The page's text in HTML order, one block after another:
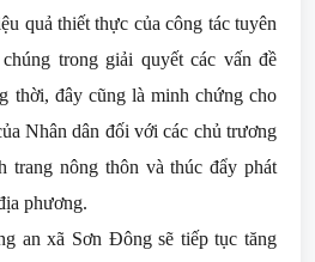
quả thiết thực của công tác tuyên
trong giải quyết các vấn đề
thời, đây cũng là minh chứng cho
Nhân dân đối với các chủ trương
trang nông thôn và thúc đẩy phát
phương.
an xã Sơn Đông sẽ tiếp tục tăng